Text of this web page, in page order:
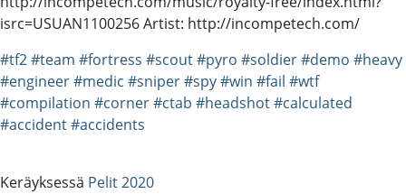
isrc=USUAN1100256 Artist: http://incompetech.com/
#tf2#team #fortress #scout#pyro #soldier#demo #heavy
#engineer#medic #sniper#spy#win #fail #wtf
#compilation #corner#ctab #headshot#calculated
#accident#accidents
Keräyksessä Pelit 2020